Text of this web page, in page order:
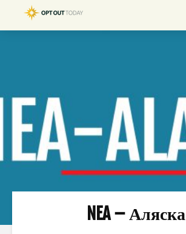
NEA – Аляска